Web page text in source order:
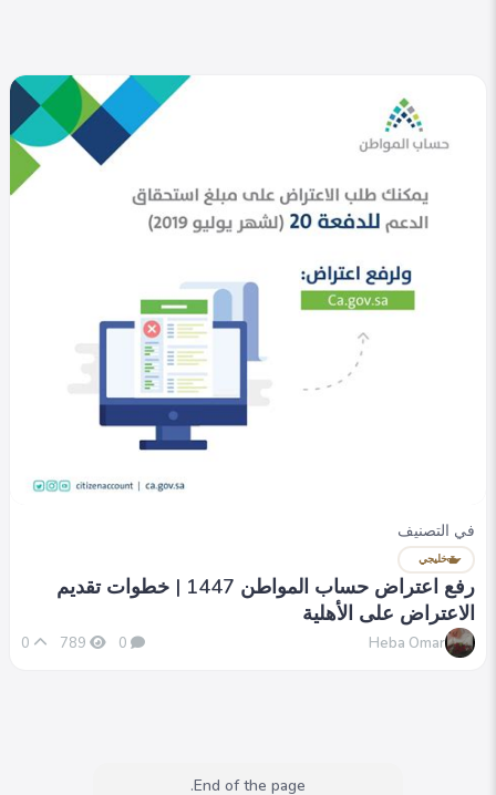
في التصنيف
خليجي
رفع اعتراض حساب المواطن 1447 | خطوات تقديم
الاعتراض على الأهلية
Heba Omar
0
789
End of the page.